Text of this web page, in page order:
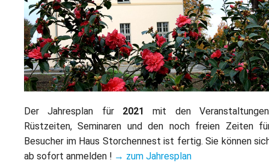
Der Jahresplan für 2021
mit den
Rüstzeiten, Seminaren und den noch freien Zeiten
Besucher im Haus Storchennest ist fertig. Sie können
ab sofort anmelden ! → zum Jahresplan